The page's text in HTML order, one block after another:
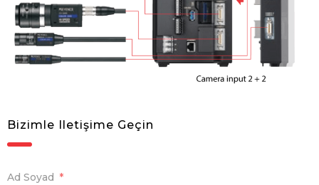
Bizimle Iletişime Geçin
Ad Soyad